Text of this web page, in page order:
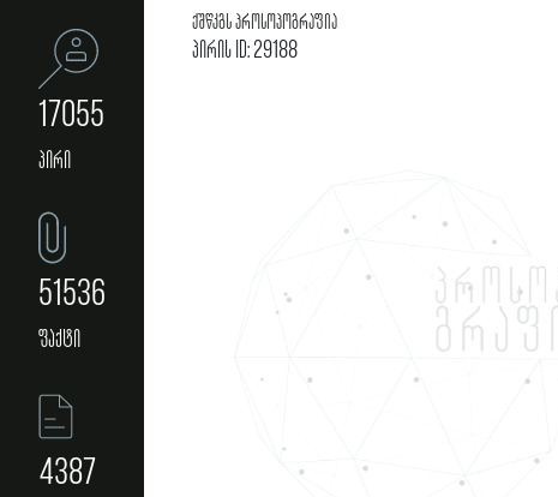
17055
პირი
51536
ფაქტი
4387
ქშწკგს პროსოპოგრაფია
პირის ID: 29188